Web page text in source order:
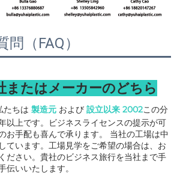
（FAQ）
またはメーカーのどちら
たちは 製造元 および 設立以来 2002この分
以上です。ビジネスライセンスの提示が可
お手配も喜んで承ります。 当社の工場は中
ています。工場見学をご希望の場合は、お
ださい。貴社のビジネス旅行を当社まで手
伝いいたします。